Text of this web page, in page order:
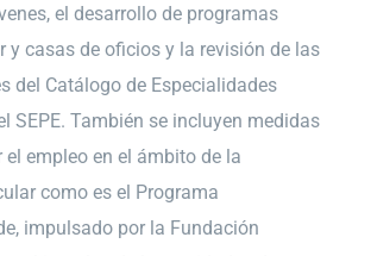
el desarrollo de programas
y casas de oficios y la revisión de las
del Catálogo de Especialidades
SEPE. También se incluyen medidas
empleo en el ámbito de la
como es el Programa
impulsado por la Fundación